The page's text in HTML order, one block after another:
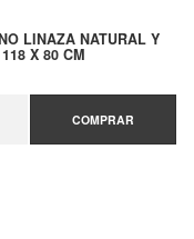
LINAZA NATURAL Y
X 80 CM
COMPRAR